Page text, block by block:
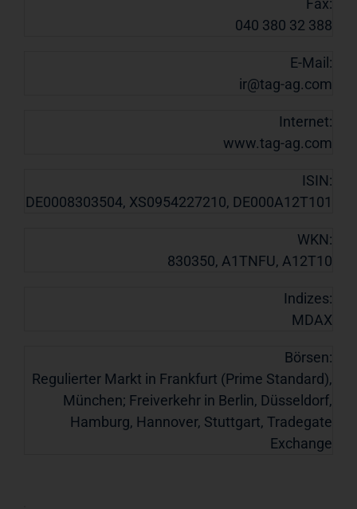
Fax:
040 380 32 388
E-Mail:
ir@tag-ag.com
Internet:
www.tag-ag.com
ISIN:
DE0008303504, XS0954227210, DE000A12T101
WKN:
830350, A1TNFU, A12T10
Indizes:
MDAX
Börsen:
Regulierter Markt in Frankfurt (Prime Standard),
München; Freiverkehr in Berlin, Düsseldorf,
Hamburg, Hannover, Stuttgart, Tradegate
Exchange